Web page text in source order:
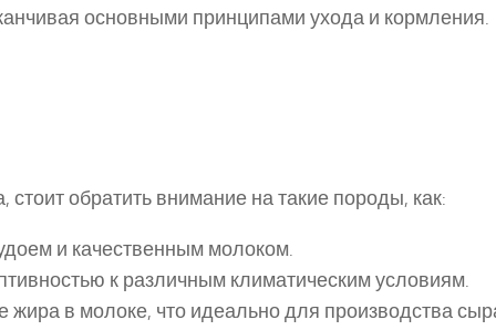
основными принципами ухода и кормления.
обратить внимание на такие породы, как:
и качественным молоком.
к различным климатическим условиям.
жира в молоке, что идеально для производства